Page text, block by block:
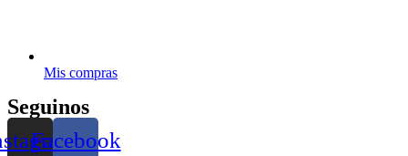
Mis compras
Seguinos
Facebook